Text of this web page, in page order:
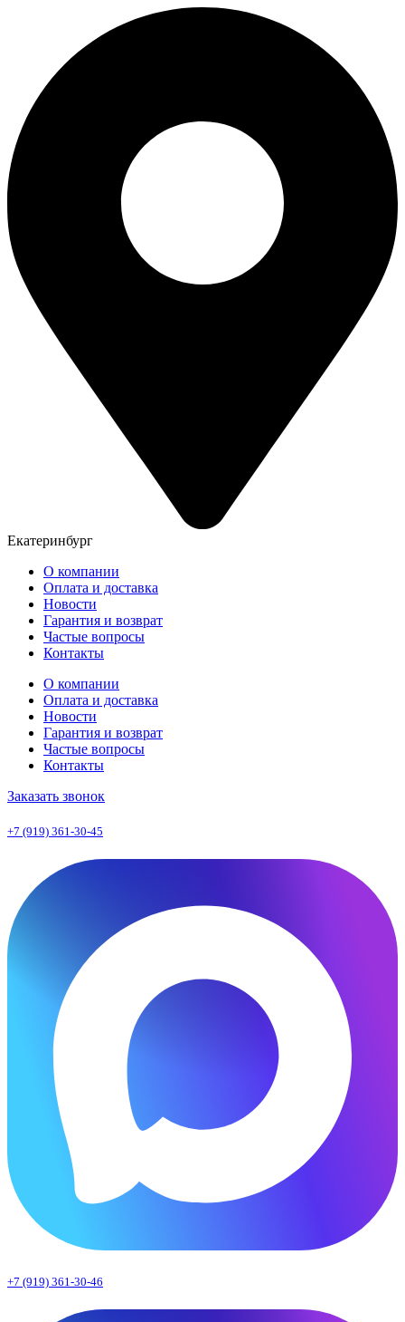
содержимому
Екатеринбург
О компании
Оплата и доставка
Новости
Гарантия и возврат
Частые вопросы
Контакты
О компании
Оплата и доставка
Новости
Гарантия и возврат
Частые вопросы
Контакты
Заказать звонок
+7 (919) 361-30-45
+7 (919) 361-30-46